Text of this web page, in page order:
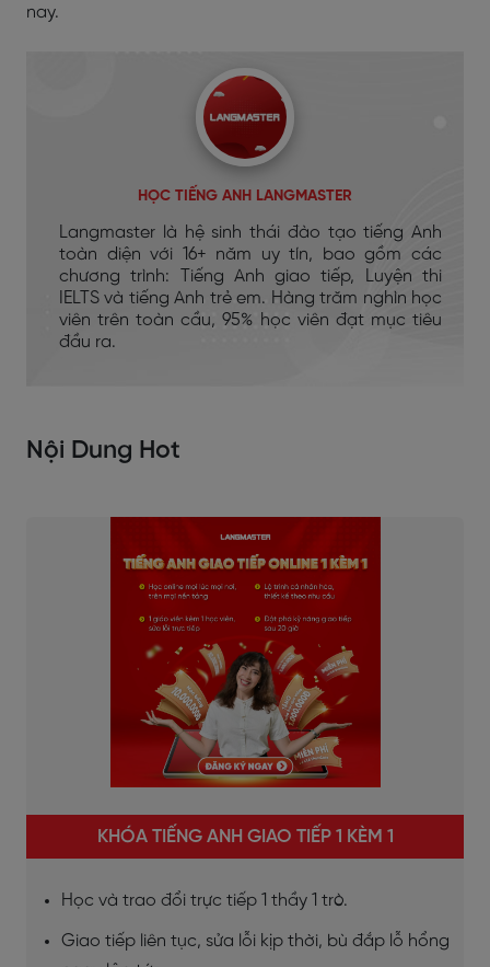
nay.
HỌC TIẾNG ANH LANGMASTER
Langmaster là hệ sinh thái đào tạo tiếng Anh
toàn diện với 16+ năm uy tín, bao gồm các
chương trình: Tiếng Anh giao tiếp, Luyện thi
IELTS và tiếng Anh trẻ em. Hàng trăm nghìn học
viên trên toàn cầu, 95% học viên đạt mục tiêu
đầu ra.
Nội Dung Hot
KHÓA TIẾNG ANH GIAO TIẾP 1 KÈM 1
Học và trao đổi trực tiếp 1 thầy 1 trò.
Giao tiếp liên tục, sửa lỗi kịp thời, bù đắp lỗ hổng